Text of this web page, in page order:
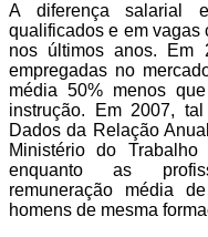
A diferença salarial
qualificados e em vagas
nos últimos anos. Em
empregadas no
média 50% menos
instrução. Em 2007,
Dados da Relação
Ministério do
enquanto as
remuneração média
homens de mesma